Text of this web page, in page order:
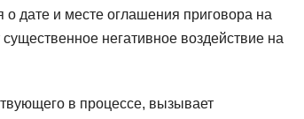
дате и месте оглашения приговора на
негативное воздействие на
в процессе, вызывает